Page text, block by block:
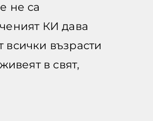
не са
КИ дава
всички възрасти
в свят,